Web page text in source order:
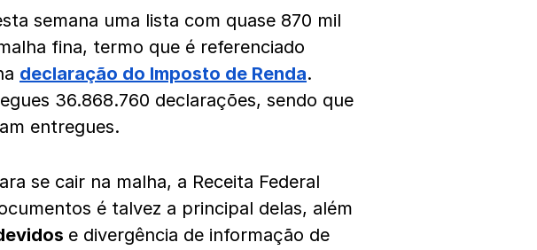
semana uma lista com quase 870 mil
fina, termo que é referenciado
declaração do Imposto de Renda.
36.868.760 declarações, sendo que
entregues.
se cair na malha, a Receita Federal
é talvez a principal delas, além
e divergência de informação de